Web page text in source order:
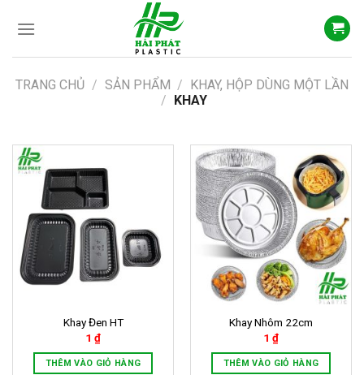
TRANG CHỦ / SẢN PHẨM / KHAY, HỘP DÙNG MỘT LẦN
/ KHAY
Khay Đen HT
1 ₫
THÊM VÀO GIỎ HÀNG
Khay Nhôm 22cm
1 ₫
THÊM VÀO GIỎ HÀNG